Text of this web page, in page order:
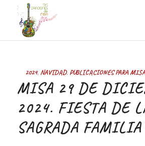
2024, NAVIDAD, PUBLICACIONES PARA MISA
MISA 29 DE
2024. FIESTA DE
SAGRADA FAMILIA